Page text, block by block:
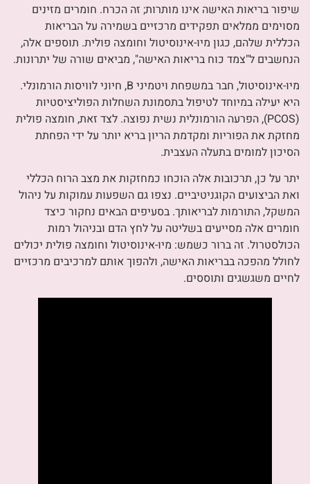
שיפור בריאות האישה אינו מותרות; זה הכרח. חומרים מזינים
מסוימים ממלאים תפקידים מרכזיים בשמירה על הבריאות
הכללית שלהם, כגון מיו-אינוסיטול וחומצה פולית. תוספים אלה,
הנחשבים ל"צמד כוח בריאות האישה", מביאים שורה של יתרונות.
מיו-אינוסיטול, חבר במשפחת ויטמיני B, חיוני לוויסות הורמונלי.
היא יעילה במיוחד לטיפול בתסמונת השחלות הפוליציסטיות
(PCOS), הפרעה הורמונלית נשית נפוצה. לצד זאת, חומצה פולית
מחזקת את הפוריות ומקדמת הריון בריא יותר על ידי הפחתת
הסיכון למומים בתעלה העצבית.
יתר על כן, תרכובות אלה הוכחו כמחזקות את מצב הרוח הכללי
ואת הביצועים הקוגניטיביים. נצפו גם השפעות עמוקות על ניהול
המשקל, התורמות לבריאותך. בסעיפים הבאים נחקור כיצד
חומרים אלה מסייעים בשליטה על לחץ הדם ובניהול רמות
הכולסטרול. זה ברור כשמש: מיו-אינוסיטול וחומצה פולית יכולים
לחולל מהפכה בבריאות האישה, ולהפוך אותם למרכיבים מרכזיים
לחיים משגשגים ותוססים.